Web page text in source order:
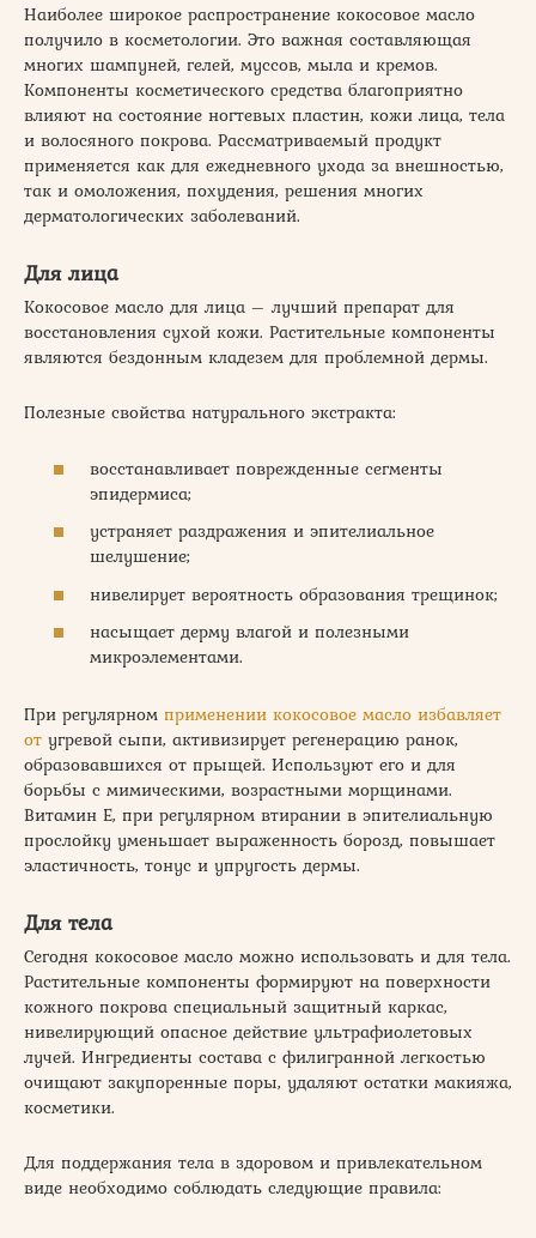
Наиболее широкое распространение кокосовое масло
получило в косметологии. Это важная составляющая
многих шампуней, гелей, муссов, мыла и кремов.
Компоненты косметического средства благоприятно
влияют на состояние ногтевых пластин, кожи лица, тела
и волосяного покрова. Рассматриваемый продукт
применяется как для ежедневного ухода за внешностью,
так и омоложения, похудения, решения многих
дерматологических заболеваний.
Для лица
Кокосовое масло для лица – лучший препарат для
восстановления сухой кожи. Растительные компоненты
являются бездонным кладезем для проблемной дермы.
Полезные свойства натурального экстракта:
восстанавливает поврежденные сегменты
эпидермиса;
устраняет раздражения и эпителиальное
шелушение;
нивелирует вероятность образования трещинок;
насыщает дерму влагой и полезными
микроэлементами.
При регулярном применении кокосовое масло избавляет
от угревой сыпи, активизирует регенерацию ранок,
образовавшихся от прыщей. Используют его и для
борьбы с мимическими, возрастными морщинами.
Витамин Е, при регулярном втирании в эпителиальную
прослойку уменьшает выраженность борозд, повышает
эластичность, тонус и упругость дермы.
Для тела
Сегодня кокосовое масло можно использовать и для тела.
Растительные компоненты формируют на поверхности
кожного покрова специальный защитный каркас,
нивелирующий опасное действие ультрафиолетовых
лучей. Ингредиенты состава с филигранной легкостью
очищают закупоренные поры, удаляют остатки макияжа,
косметики.
Для поддержания тела в здоровом и привлекательном
виде необходимо соблюдать следующие правила: